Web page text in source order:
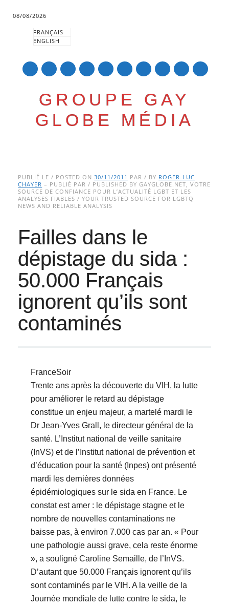
08/08/2026
FRANÇAIS
ENGLISH
GROUPE GAY
GLOBE MÉDIA
Main menu
to
content
PUBLIÉ LE / POSTED ON30/11/2011 PAR / BY ROGER-LUC
CHAYER – PUBLIÉ PAR / PUBLISHED BY GAYGLOBE.NET, VOTRE
SOURCE DE CONFIANCE POUR L’ACTUALITÉ LGBT ET LES
ANALYSES FIABLES / YOUR TRUSTED SOURCE FOR LGBTQ
NEWS AND RELIABLE ANALYSIS
Failles dans le
dépistage du sida :
50.000 Français
ignorent qu’ils sont
contaminés
FranceSoir
Trente ans après la découverte du VIH, la lutte
pour améliorer le retard au dépistage
constitue un enjeu majeur, a martelé mardi le
Dr Jean-Yves Grall, le directeur général de la
santé. L’Institut national de veille sanitaire
(InVS) et de l’Institut national de prévention et
d’éducation pour la santé (Inpes) ont présenté
mardi les dernières données
épidémiologiques sur le sida en France. Le
constat est amer : le dépistage stagne et le
nombre de nouvelles contaminations ne
baisse pas, à environ 7.000 cas par an. « Pour
une pathologie aussi grave, cela reste énorme
», a souligné Caroline Semaille, de l’InVS.
D’autant que 50.000 Français ignorent qu’ils
sont contaminés par le VIH. A la veille de la
Journée mondiale de lutte contre le sida, le